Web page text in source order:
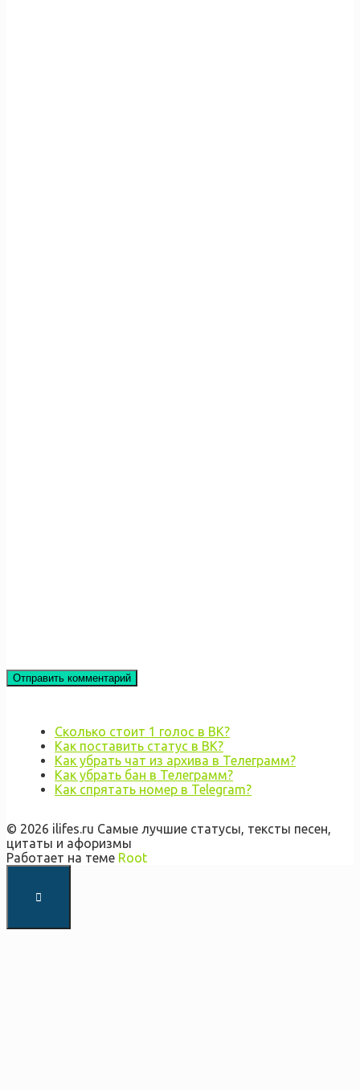
Сколько стоит 1 голос в ВК?
Как поставить статус в ВК?
Как убрать чат из архива в Телеграмм?
Как убрать бан в Телеграмм?
Как спрятать номер в Telegram?
© 2026 ilifes.ru Самые лучшие статусы, тексты песен,
цитаты и афоризмы
Работает на теме Root